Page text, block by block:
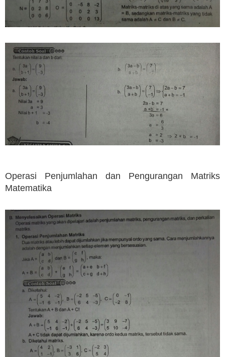
Operasi Penjumlahan dan Pengurangan Matriks
Matematika